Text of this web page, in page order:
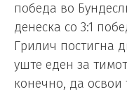
победа во
денеска со 3:1
Грилич постигна
уште еден за
конечно, да освои